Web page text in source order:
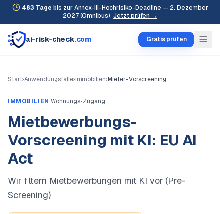
483 Tage bis zur Annex-III-Hochrisiko-Deadline — 2. Dezember
2027 (Omnibus) Jetzt prüfen →
ai-risk-check.com Gratis prüfen
Start›Anwendungsfälle›Immobilien›Mieter-Vorscreening
IMMOBILIEN·Wohnungs-Zugang
Mietbewerbungs-
Vorscreening mit KI: EU AI
Act
Wir filtern Mietbewerbungen mit KI vor (Pre-
Screening)